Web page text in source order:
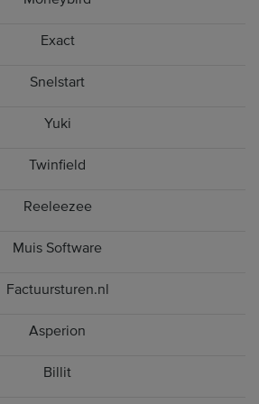
Exact
Snelstart
Yuki
Twinfield
Reeleezee
Muis Software
Factuursturen.nl
Asperion
Billit